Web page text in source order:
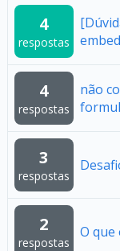
4
respostas
4
respostas
não
3
respostas
2
respostas
O